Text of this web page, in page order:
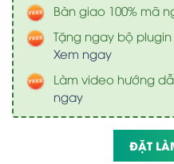
Bàn giao 100% mã
Tặng ngay bộ
Xem ngay
Làm video hướng
ngay
ĐẶT